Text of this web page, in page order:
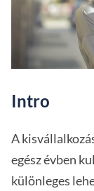
Intro
A
egész évben
különleges